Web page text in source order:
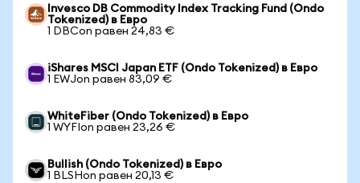
Invesco DB Commodity Index Tracking Fund (Ondo
Tokenized) в Евро
1 DBCon равен 24,83 €
iShares MSCI Japan ETF (Ondo Tokenized) в Евро
1 EWJon равен 83,09 €
WhiteFiber (Ondo Tokenized) в Евро
1 WYFIon равен 23,26 €
Bullish (Ondo Tokenized) в Евро
1 BLSHon равен 20,13 €